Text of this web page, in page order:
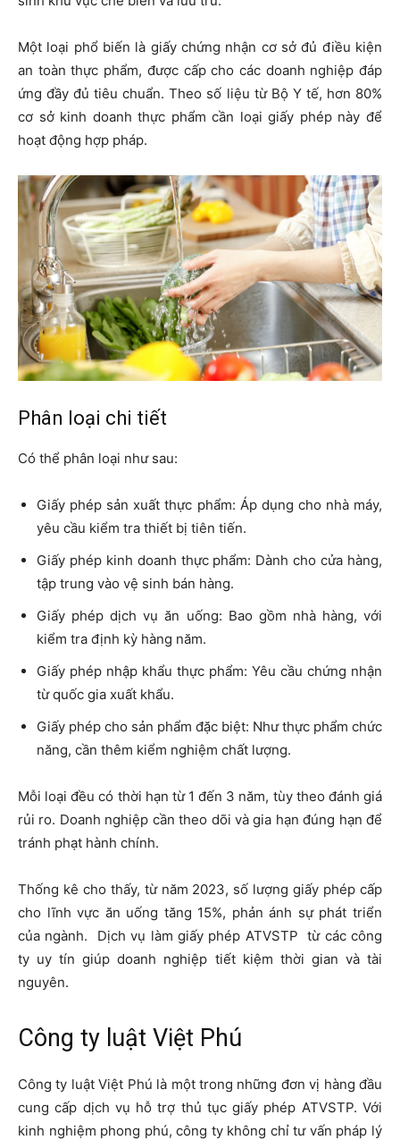
Một loại phổ biến là giấy chứng nhận cơ sở đủ điều kiện
an toàn thực phẩm, được cấp cho các doanh nghiệp đáp
ứng đầy đủ tiêu chuẩn. Theo số liệu từ Bộ Y tế, hơn 80%
cơ sở kinh doanh thực phẩm cần loại giấy phép này để
hoạt động hợp pháp.
Phân loại chi tiết
Có thể phân loại như sau:
Giấy phép sản xuất thực phẩm: Áp dụng cho nhà máy,
yêu cầu kiểm tra thiết bị tiên tiến.
Giấy phép kinh doanh thực phẩm: Dành cho cửa hàng,
tập trung vào vệ sinh bán hàng.
Giấy phép dịch vụ ăn uống: Bao gồm nhà hàng, với
kiểm tra định kỳ hàng năm.
Giấy phép nhập khẩu thực phẩm: Yêu cầu chứng nhận
từ quốc gia xuất khẩu.
Giấy phép cho sản phẩm đặc biệt: Như thực phẩm chức
năng, cần thêm kiểm nghiệm chất lượng.
Mỗi loại đều có thời hạn từ 1 đến 3 năm, tùy theo đánh giá
rủi ro. Doanh nghiệp cần theo dõi và gia hạn đúng hạn để
tránh phạt hành chính.
Thống kê cho thấy, từ năm 2023, số lượng giấy phép cấp
cho lĩnh vực ăn uống tăng 15%, phản ánh sự phát triển
của ngành.
Dịch vụ làm giấy phép ATVSTP từ các công
ty uy tín giúp doanh nghiệp tiết kiệm thời gian và tài
nguyên.
Công ty luật Việt Phú
Công ty luật Việt Phú là một trong những đơn vị hàng đầu
cung cấp dịch vụ hỗ trợ thủ tục giấy phép ATVSTP. Với
kinh nghiệm phong phú, công ty không chỉ tư vấn pháp lý